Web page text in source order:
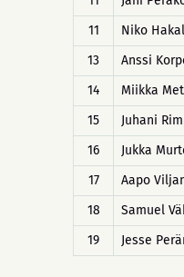
11
Niko
13
Anssi
14
Miikka
15
Juhani
16
Jukka
17
Aapo
18
Samuel
19
Jesse